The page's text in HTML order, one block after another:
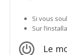
Si vous
Sur
Le